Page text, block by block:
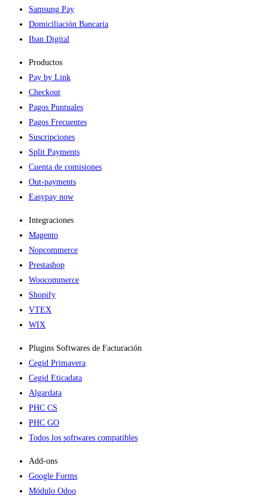
Samsung Pay
Domiciliación Bancaria
Iban Digital
Productos
Pay by Link
Checkout
Pagos Puntuales
Pagos Frecuentes
Suscripciones
Split Payments
Cuenta de comisiones
Out-payments
Easypay now
Integraciones
Magento
Nopcommerce
Prestashop
Woocommerce
Shopify
VTEX
WIX
Plugins Softwares de Facturación
Cegid Primavera
Cegid Eticadata
Algardata
PHC CS
PHC GO
Todos los softwares compatibles
Add-ons​
Google Forms
Módulo Odoo